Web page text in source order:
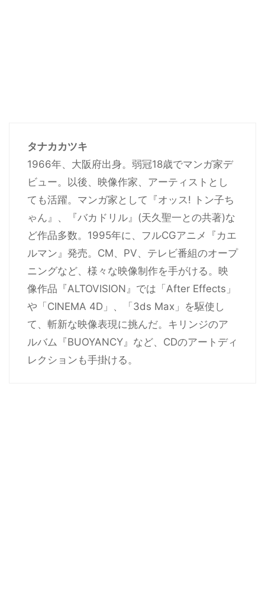
タナカカツキ
1966年、大阪府出身。弱冠18歳でマンガ家デ
ビュー。以後、映像作家、アーティストとし
ても活躍。マンガ家として『オッス! トン子ち
ゃん』、『バカドリル』(天久聖一との共著)な
ど作品多数。1995年に、フルCGアニメ『カエ
ルマン』発売。CM、PV、テレビ番組のオープ
ニングなど、様々な映像制作を手がける。映
像作品『ALTOVISION』では「After Effects」
や「CINEMA 4D」、「3ds Max」を駆使し
て、斬新な映像表現に挑んだ。キリンジのア
ルバム『BUOYANCY』など、CDのアートディ
レクションも手掛ける。